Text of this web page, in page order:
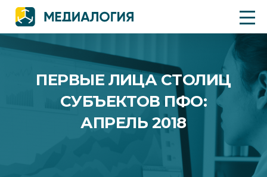
ПЕРВЫЕ ЛИЦА СТОЛИЦ
СУБЪЕКТОВ ПФО:
АПРЕЛЬ 2018